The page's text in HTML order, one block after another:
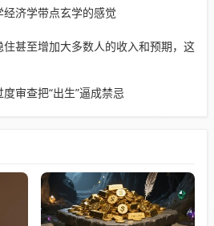
济学带点玄学的感觉
住甚至增加大多数人的收入和预期，这
审查把“出生”逼成禁忌